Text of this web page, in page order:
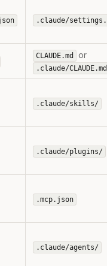
.claude/
CLAUDE.md or
.claude/CLAUDE.md
.claude/skills/
.claude/plugins/
.mcp.json
.claude/agents/